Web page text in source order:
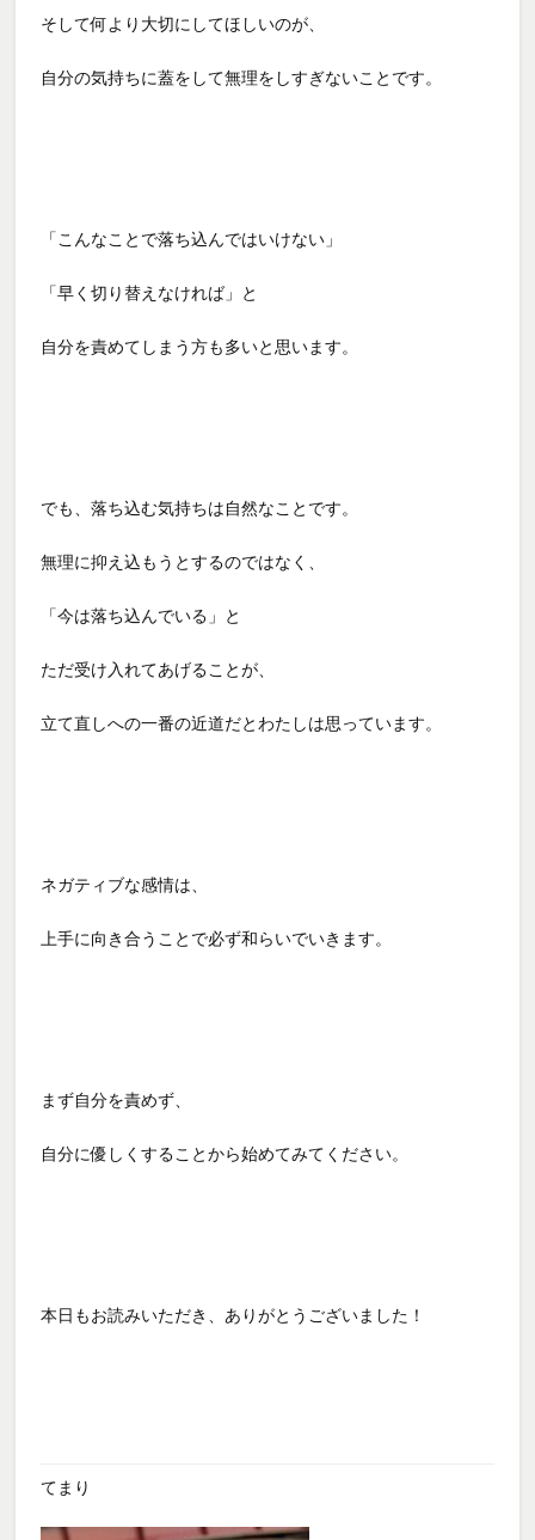
そして何より大切にしてほしいのが、
自分の気持ちに蓋をして無理をしすぎないことです。
「こんなことで落ち込んではいけない」
「早く切り替えなければ」と
自分を責めてしまう方も多いと思います。
でも、落ち込む気持ちは自然なことです。
無理に抑え込もうとするのではなく、
「今は落ち込んでいる」と
ただ受け入れてあげることが、
立て直しへの一番の近道だとわたしは思っています。
ネガティブな感情は、
上手に向き合うことで必ず和らいでいきます。
まず自分を責めず、
自分に優しくすることから始めてみてください。
本日もお読みいただき、ありがとうございました！
てまり